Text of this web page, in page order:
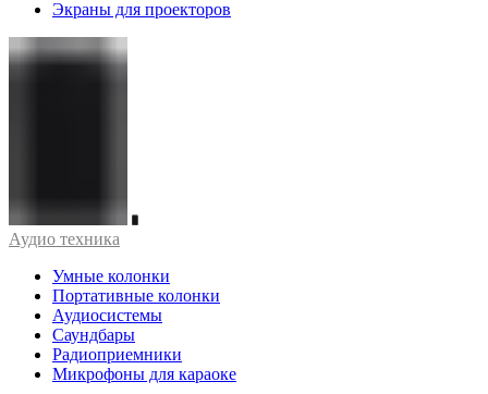
Экраны для проекторов
Аудио техника
Умные колонки
Портативные колонки
Аудиосистемы
Саундбары
Радиоприемники
Микрофоны для караоке